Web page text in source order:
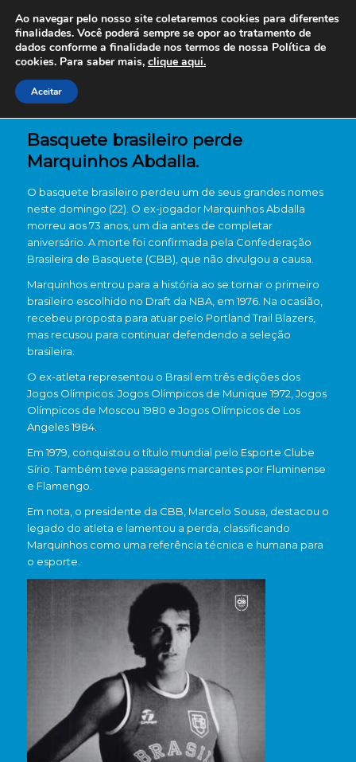
Basquete brasileiro perde
Marquinhos Abdalla.
O basquete brasileiro perdeu um de seus grandes nomes
neste domingo (22). O ex-jogador Marquinhos Abdalla
morreu aos 73 anos, um dia antes de completar
aniversário. A morte foi confirmada pela Confederação
Brasileira de Basquete (CBB), que não divulgou a causa.
Marquinhos entrou para a história ao se tornar o primeiro
brasileiro escolhido no Draft da NBA, em 1976. Na ocasião,
recebeu proposta para atuar pelo Portland Trail Blazers,
mas recusou para continuar defendendo a seleção
brasileira.
O ex-atleta representou o Brasil em três edições dos
Jogos Olímpicos: Jogos Olímpicos de Munique 1972 Jogos
Olímpicos de Moscou 1980 e Jogos Olímpicos de Los
Angeles 1984.
Em 1979, conquistou o título mundial pelo Esporte Clube
Sírio . Também teve passagens marcantes por Fluminense
e Flamengo
Em nota, o presidente da CBB, Marcelo Sousa , destacou o
legado do atleta e lamentou a perda, classificando
Marquinhos como uma referência técnica e humana para
o esporte.
Ao navegar pelo nosso site coletaremos cookies para diferentes
finalidades. Você poderá sempre se opor ao tratamento de
dados conforme a finalidade nos termos de nossa Política de
cookies. Para saber mais, clique aqui.
Aceitar